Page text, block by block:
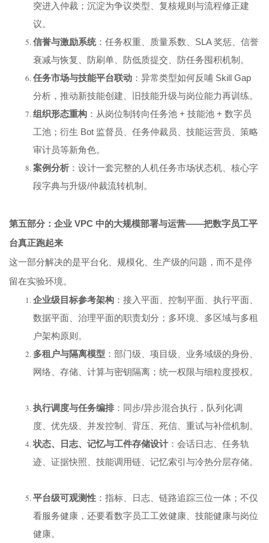
突进入仲裁；沉淀为争议类型、复核规则与流程修正建
议。
信誉与激励系统：任务权重、质量系数、SLA 奖惩、信誉
衰减与恢复、防刷单、防低质提交、防任务囤积机制。
任务市场与技能平台联动 ：异常类型如何反哺 Skill Gap
分析，推动新技能创建、旧技能升级与岗位能力再训练。
组织形态重构 ：从岗位制转向任务池 + 技能池 + 数字员
工池；衍生 Bot 监督员、任务仲裁员、技能运营员、策略
审计员等新角色。
案例分析 ：设计一套完整的人机任务市场状态机、核心字
段字典与升级/仲裁流转机制。
第五部分：企业 VPC 中的大规模部署与运营——把数字员工平
台真正跑起来
这一部分解决的是平台化、规模化、生产级的问题，而不是停
留在实验环境。
企业级目标参考架构 ：接入平面、控制平面、执行平面、
数据平面、治理平面的职责划分；多环境、多区域与多租
户架构原则。
多租户与隔离模型 ：部门级、项目级、业务域级的身份、
网络、存储、计算与密钥隔离；统一权限与细粒度授权。
执行调度与任务编排 ：同步/异步混合执行，队列化调
度、优先级、并发控制、背压、死信、重试与补偿机制。
状态、日志、记忆与工件存储设计 ：会话日志、任务轨
迹、证据快照、技能调用链、记忆索引与冷热分层存储。
平台级可观测性 ：指标、日志、链路追踪三位一体；不仅
看服务健康，还要看数字员工工效健康、技能健康与岗位
健康。